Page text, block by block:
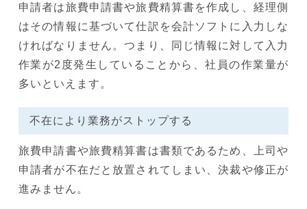
申請者は旅費申請書や旅費精算書を作成し、経理側
はその情報に基づいて仕訳を会計ソフトに入力しな
ければなりません。つまり、同じ情報に対して入力
作業が2度発生していることから、社員の作業量が
多いといえます。
不在により業務がストップする
旅費申請書や旅費精算書は書類であるため、上司や
申請者が不在だと放置されてしまい、決裁や修正が
進みません。